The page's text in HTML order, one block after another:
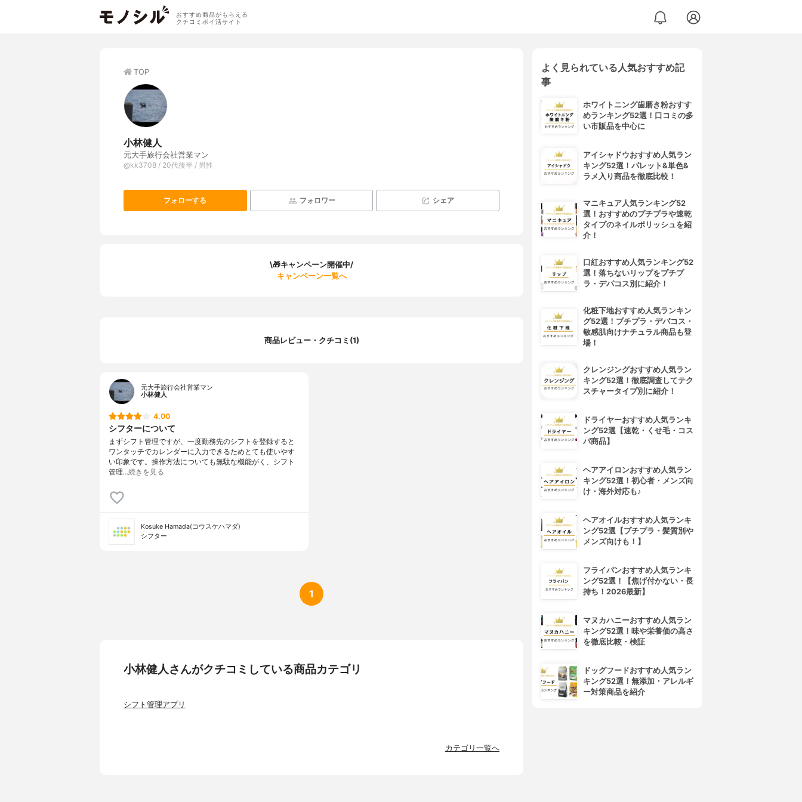
おすすめ商品がもらえる
クチコミポイ活サイト
TOP
小林健人
元大手旅行会社営業マン
@kk3708 / 20代後半 / 男性
フォローする フォロワー シェア
\🎁キャンペーン開催中/
キャンペーン一覧へ
商品レビュー・クチコミ(1)
元大手旅行会社営業マン
小林健人
4.00
シフターについて
まずシフト管理ですが、一度勤務先のシフトを登録すると
ワンタッチでカレンダーに入力できるためとても使いやす
い印象です。操作方法についても無駄な機能がく、シフト
管理…続きを見る
Kosuke Hamada(コウスケハマダ)
シフター
1
小林健人さんがクチコミしている商品カテゴリ
シフト管理アプリ
カテゴリ一覧へ
よく見られている人気おすすめ記
事
ホワイトニング歯磨き粉おすす
めランキング52選！口コミの多
い市販品を中心に
アイシャドウおすすめ人気ラン
キング52選！パレット&単色&
ラメ入り商品を徹底比較！
マニキュア人気ランキング52
選！おすすめのプチプラや速乾
タイプのネイルポリッシュを紹
介！
口紅おすすめ人気ランキング52
選！落ちないリップをプチプ
ラ・デパコス別に紹介！
化粧下地おすすめ人気ランキン
グ52選！プチプラ・デパコス・
敏感肌向けナチュラル商品も登
場！
クレンジングおすすめ人気ラン
キング52選！徹底調査してテク
スチャータイプ別に紹介！
ドライヤーおすすめ人気ランキ
ング52選【速乾・くせ毛・コス
パ商品】
ヘアアイロンおすすめ人気ラン
キング52選！初心者・メンズ向
け・海外対応も♪
ヘアオイルおすすめ人気ランキ
ング52選【プチプラ・髪質別や
メンズ向けも！】
フライパンおすすめ人気ランキ
ング52選！【焦げ付かない・長
持ち！2026最新】
マヌカハニーおすすめ人気ラン
キング52選！味や栄養価の高さ
を徹底比較・検証
ドッグフードおすすめ人気ラン
キング52選！無添加・アレルギ
ー対策商品を紹介